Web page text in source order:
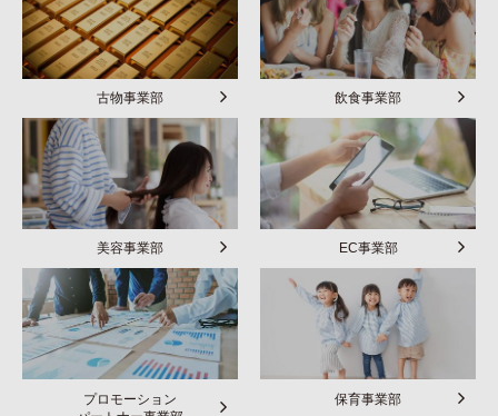
古物事業部 飲食事業部
美容事業部 EC事業部
プロモーション
保育事業部